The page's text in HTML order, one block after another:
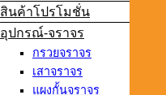
สินค้าโปรโมชั่น
อุปกรณ์-จราจร
กรวยจราจร
เสาจราจร
แผงกั้นจราจร